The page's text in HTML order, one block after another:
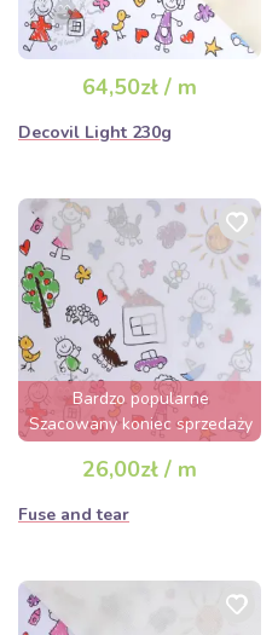
64,50zł / m
Decovil Light 230g
Bardzo popularne
Szacowany koniec sprzedaży
26,00zł / m
Fuse and tear